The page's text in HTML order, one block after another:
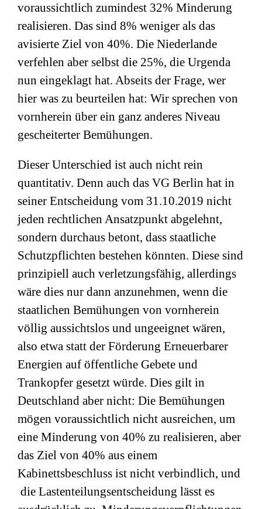
voraussichtlich zumindest 32% Minderung
realisieren. Das sind 8% weniger als das
avisierte Ziel von 40%. Die Niederlande
verfehlen aber selbst die 25%, die Urgenda
nun eingeklagt hat. Abseits der Frage, wer
hier was zu beurteilen hat: Wir sprechen von
vornherein über ein ganz anderes Niveau
gescheiterter Bemühungen.
Dieser Unterschied ist auch nicht rein
quantitativ. Denn auch das VG Berlin hat in
seiner Entscheidung vom 31.10.2019 nicht
jeden rechtlichen Ansatzpunkt abgelehnt,
sondern durchaus betont, dass staatliche
Schutzpflichten bestehen könnten. Diese sind
prinzipiell auch verletzungsfähig, allerdings
wäre dies nur dann anzunehmen, wenn die
staatlichen Bemühungen von vornherein
völlig aussichtslos und ungeeignet wären,
also etwa statt der Förderung Erneuerbarer
Energien auf öffentliche Gebete und
Trankopfer gesetzt würde. Dies gilt in
Deutschland aber nicht: Die Bemühungen
mögen voraussichtlich nicht ausreichen, um
eine Minderung von 40% zu realisieren, aber
das Ziel von 40% aus einem
Kabinettsbeschluss ist nicht verbindlich, und
die Lastenteilungsentscheidung lässt es